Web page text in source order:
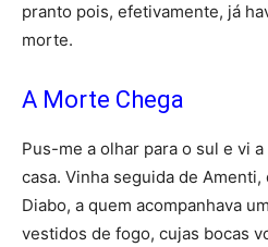
pranto pois, efetivamente, já
morte.
A Morte Chega
Pus-me a olhar para o sul e vi
casa. Vinha seguida de
Diabo, a quem acompanhava
vestidos de fogo, cujas bocas